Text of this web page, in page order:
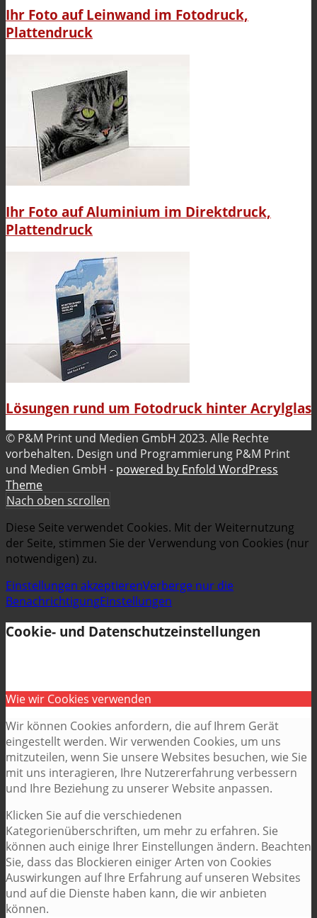
Ihr Foto auf Leinwand im Fotodruck,
Plattendruck
Ihr Foto auf Aluminium im Direktdruck,
Plattendruck
Lösungen rund um Fotodruck hinter Acrylglas
© P&M Print und Medien GmbH 2023. Alle Rechte
vorbehalten. Design und Programmierung P&M Print
und Medien GmbH - powered by Enfold WordPress
Theme
Nach oben scrollen
Diese Seite verwendet Cookies. Mit der Weiternutzung
der Seite, stimmen Sie der Verwendung von Cookies (nur
notwendigen) zu.
Einstellungen akzeptierenVerberge nur die
BenachrichtigungEinstellungen
Cookie- und Datenschutzeinstellungen
Wie wir Cookies verwenden
Wir können Cookies anfordern, die auf Ihrem Gerät
eingestellt werden. Wir verwenden Cookies, um uns
mitzuteilen, wenn Sie unsere Websites besuchen, wie Sie
mit uns interagieren, Ihre Nutzererfahrung verbessern
und Ihre Beziehung zu unserer Website anpassen.
Klicken Sie auf die verschiedenen
Kategorienüberschriften, um mehr zu erfahren. Sie
können auch einige Ihrer Einstellungen ändern. Beachten
Sie, dass das Blockieren einiger Arten von Cookies
Auswirkungen auf Ihre Erfahrung auf unseren Websites
und auf die Dienste haben kann, die wir anbieten
können.